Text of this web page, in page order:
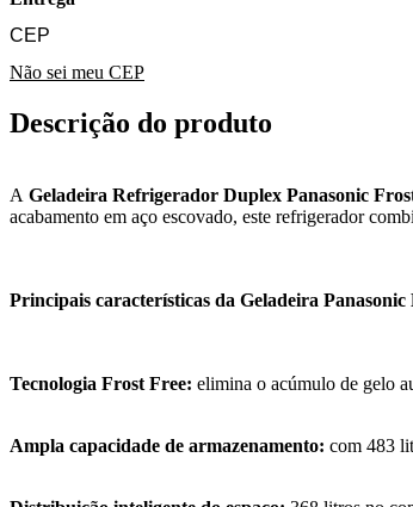
Não sei meu CEP
Descrição do produto
A Geladeira Refrigerador Duplex Panasonic
acabamento em aço escovado, este refrigerador
Principais características da Geladeira
Tecnologia Frost Free: elimina o acúmulo de gelo
Ampla capacidade de armazenamento: com 483